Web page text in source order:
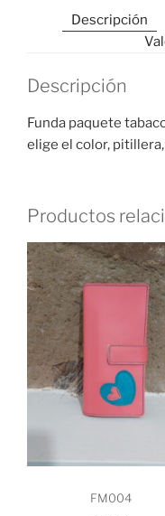
Descripción
Descripción
Funda paquete
elige el color,
Productos
FM004